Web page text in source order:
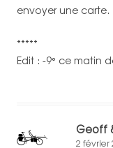
envoyer une carte.
*****
Edit : -9° ce matin
Geoff
2 février